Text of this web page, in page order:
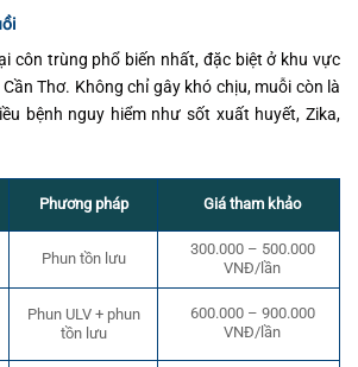
côn trùng phổ biến nhất, đặc biệt ở khu vực
Thơ. Không chỉ gây khó chịu, muỗi còn là
bệnh nguy hiểm như sốt xuất huyết, Zika,
Phương pháp Giá tham khảo
Phun tồn lưu
300.000 – 500.000
VNĐ/lần
Phun ULV + phun
tồn lưu
600.000 – 900.000
VNĐ/lần